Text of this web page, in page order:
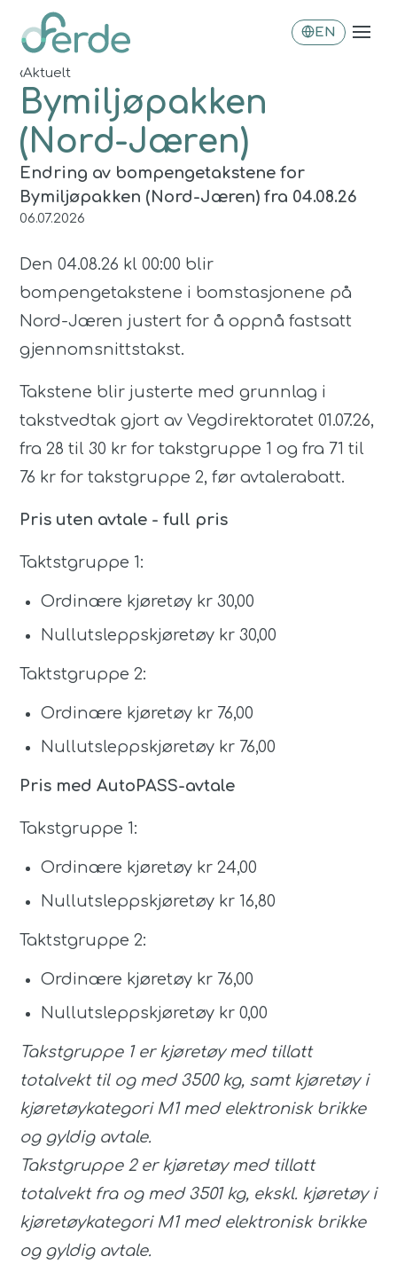
EN
‹Aktuelt
Bymiljøpakken
(Nord-Jæren)
Endring av bompengetakstene for
Bymiljøpakken (Nord-Jæren) fra 04.08.26
06.07.2026
Den 04.08.26 kl 00:00 blir
bompengetakstene i bomstasjonene på
Nord-Jæren justert for å oppnå fastsatt
gjennomsnittstakst.
Takstene blir justerte med grunnlag i
takstvedtak gjort av Vegdirektoratet 01.07.26,
fra 28 til 30 kr for takstgruppe 1 og fra 71 til
76 kr for takstgruppe 2, før avtalerabatt.
Pris uten avtale - full pris
Taktstgruppe 1:
Ordinære kjøretøy kr 30,00
Nullutsleppskjøretøy kr 30,00
Taktstgruppe 2:
Ordinære kjøretøy kr 76,00
Nullutsleppskjøretøy kr 76,00
Pris med AutoPASS-avtale
Takstgruppe 1:
Ordinære kjøretøy kr 24,00
Nullutsleppskjøretøy kr 16,80
Taktstgruppe 2:
Ordinære kjøretøy kr 76,00
Nullutsleppskjøretøy kr 0,00
Takstgruppe 1 er kjøretøy med tillatt
totalvekt til og med 3500 kg, samt kjøretøy i
kjøretøykategori M1 med elektronisk brikke
og gyldig avtale.
Takstgruppe 2 er kjøretøy med tillatt
totalvekt fra og med 3501 kg, ekskl. kjøretøy i
kjøretøykategori M1 med elektronisk brikke
og gyldig avtale.